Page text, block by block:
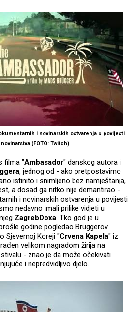
i novinarskih ostvarenja u povijesti
(FOTO: Twitch)
filma "Ambasador" danskog autora i
, jednog od - ako pretpostavimo
istinito i snimljeno bez namještanja,
a dosad ga nitko nije demantirao -
i novinarskih ostvarenja u povijesti
nedavno imali prilike vidjeti u
ZagrebDoxa. Tko god je u
godine pogledao Brüggerov
Sjevernoj Koreji "Crvena Kapela" iz
velikom nagradom žirija na
- znao je da može očekivati
i nepredvidljivo djelo.